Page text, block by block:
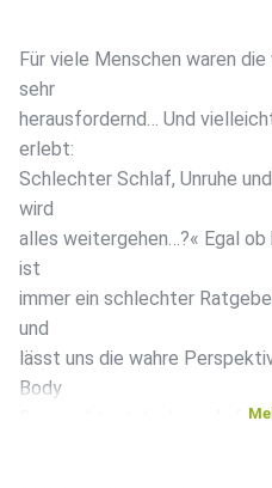
Für viele Menschen waren
sehr
herausfordernd… Und
erlebt:
Schlechter Schlaf, Unruhe
wird
alles weitergehen…?« Egal
ist
immer ein schlechter
und
lässt uns die wahre
Body
Scan richtest du deine